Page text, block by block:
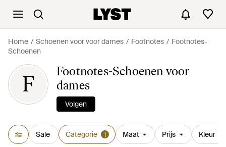
Home Schoenen voor voor dames Footnotes
Footnotes-
Schoenen
F
Footnotes-Schoenen voor
dames
Volgen
Sale Categorie 1 Maat Prijs Kleur